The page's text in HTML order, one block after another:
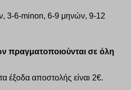
3-6-minon, 6-9 μηνών, 9-12
πραγματοποιούνται σε όλη
έξοδα αποστολής είναι 2€.